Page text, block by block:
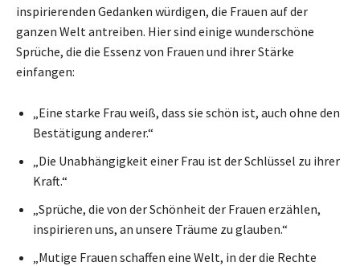
inspirierenden Gedanken würdigen, die Frauen auf der
ganzen Welt antreiben. Hier sind einige wunderschöne
Sprüche, die die Essenz von Frauen und ihrer Stärke
einfangen:
„Eine starke Frau weiß, dass sie schön ist, auch ohne den
Bestätigung anderer.“
„Die Unabhängigkeit einer Frau ist der Schlüssel zu ihrer
Kraft.“
„Sprüche, die von der Schönheit der Frauen erzählen,
inspirieren uns, an unsere Träume zu glauben.“
„Mutige Frauen schaffen eine Welt, in der die Rechte